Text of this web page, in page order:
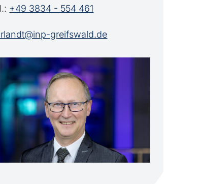
+49 3834 - 554 461
greifswald.de